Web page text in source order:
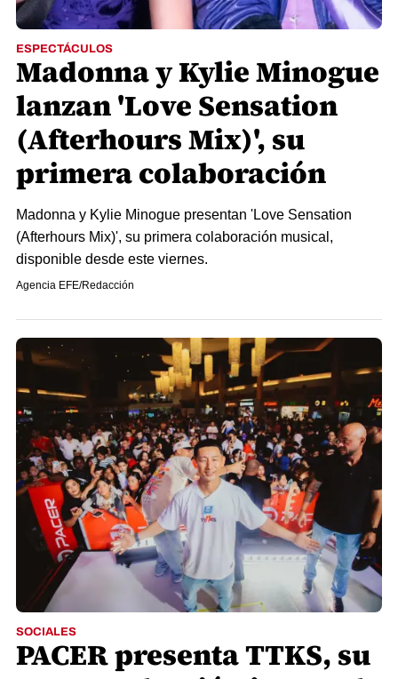
ESPECTÁCULOS
Madonna y Kylie Minogue
lanzan 'Love Sensation
(Afterhours Mix)', su
primera colaboración
Madonna y Kylie Minogue presentan 'Love Sensation
(Afterhours Mix)', su primera colaboración musical,
disponible desde este viernes.
Agencia EFE/Redacción
SOCIALES
PACER presenta TTKS, su